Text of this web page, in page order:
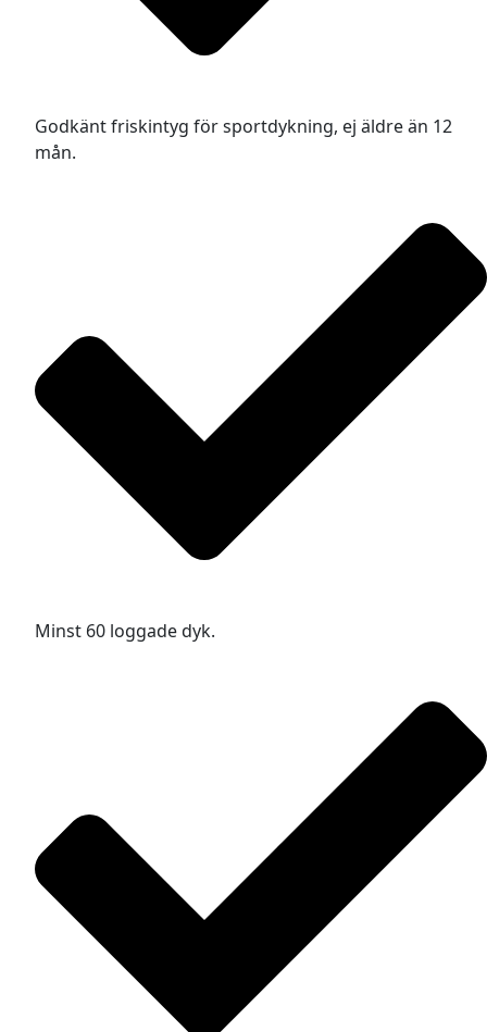
Godkänt friskintyg för sportdykning, ej äldre än 12
mån.
Minst 60 loggade dyk.